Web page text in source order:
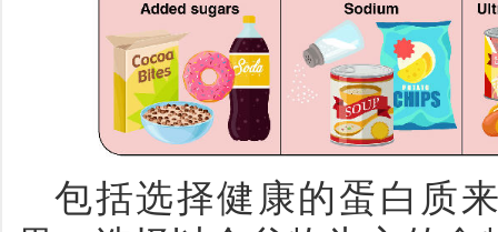
包括选择健康的蛋白质